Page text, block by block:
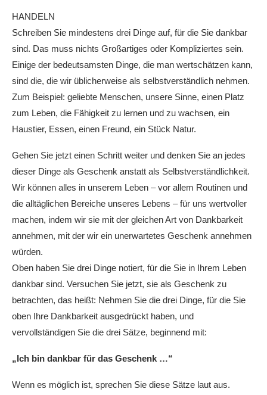
HANDELN
Schreiben Sie mindestens drei Dinge auf, für die Sie dankbar
sind. Das muss nichts Großartiges oder Kompliziertes sein.
Einige der bedeutsamsten Dinge, die man wertschätzen kann,
sind die, die wir üblicherweise als selbstverständlich nehmen.
Zum Beispiel: geliebte Menschen, unsere Sinne, einen Platz
zum Leben, die Fähigkeit zu lernen und zu wachsen, ein
Haustier, Essen, einen Freund, ein Stück Natur.
Gehen Sie jetzt einen Schritt weiter und denken Sie an jedes
dieser Dinge als Geschenk anstatt als Selbstverständlichkeit.
Wir können alles in unserem Leben – vor allem Routinen und
die alltäglichen Bereiche unseres Lebens – für uns wertvoller
machen, indem wir sie mit der gleichen Art von Dankbarkeit
annehmen, mit der wir ein unerwartetes Geschenk annehmen
würden.
Oben haben Sie drei Dinge notiert, für die Sie in Ihrem Leben
dankbar sind. Versuchen Sie jetzt, sie als Geschenk zu
betrachten, das heißt: Nehmen Sie die drei Dinge, für die Sie
oben Ihre Dankbarkeit ausgedrückt haben, und
vervollständigen Sie die drei Sätze, beginnend mit:
„Ich bin dankbar für das Geschenk …“
Wenn es möglich ist, sprechen Sie diese Sätze laut aus.